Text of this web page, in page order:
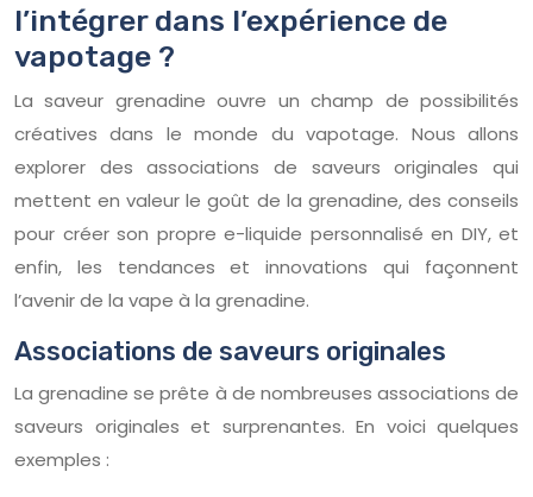
l’intégrer dans l’expérience de
vapotage ?
La saveur grenadine ouvre un champ de possibilités
créatives dans le monde du vapotage. Nous allons
explorer des associations de saveurs originales qui
mettent en valeur le goût de la grenadine, des conseils
pour créer son propre e-liquide personnalisé en DIY, et
enfin, les tendances et innovations qui façonnent
l’avenir de la vape à la grenadine.
Associations de saveurs originales
La grenadine se prête à de nombreuses associations de
saveurs originales et surprenantes. En voici quelques
exemples :